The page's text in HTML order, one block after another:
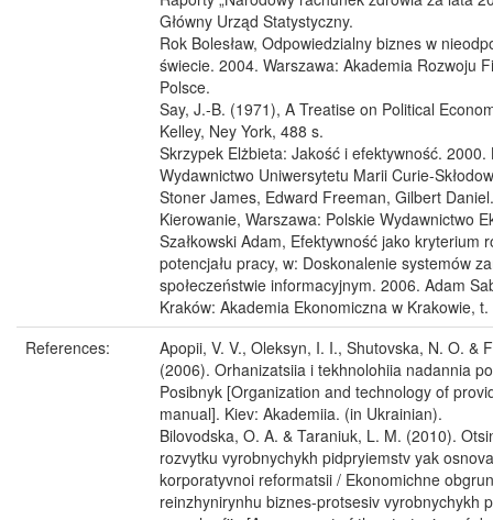
Główny Urząd Statystyczny.
Rok Bolesław, Odpowiedzialny biznes w
świecie. 2004. Warszawa: Akademia Rozwoju
Polsce.
Say, J.-B. (1971), A Treatise on Political
Kelley, Ney York, 488 s.
Skrzypek Elżbieta: Jakość i efektywność. 2000.
Wydawnictwo Uniwersytetu Marii Curie-
Stoner James, Edward Freeman, Gilbert
Kierowanie, Warszawa: Polskie Wydawnictwo
Szałkowski Adam, Efektywność jako kryterium
potencjału pracy, w: Doskonalenie systemów
społeczeństwie informacyjnym. 2006. Adam
Kraków: Akademia Ekonomiczna w Krakowie, t.
References:
Apopii, V. V., Oleksyn, I. I., Shutovska, N. O. &
(2006). Orhanizatsiia i tekhnolohiia nadannia
Posibnyk [Organization and technology of
manual]. Kiev: Akademiia. (in Ukrainian).
Bilovodska, O. A. & Taraniuk, L. M. (2010).
rozvytku vyrobnychykh pidpryiemstv yak
korporatyvnoi reformatsii / Ekonomichne
reinzhynirynhu biznes-protsesiv vyrobnychykh